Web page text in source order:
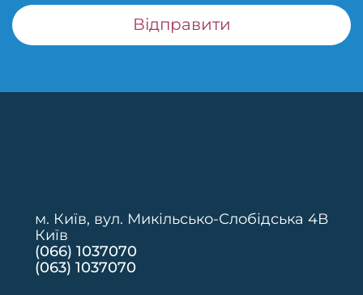
м. Київ, вул. Микільсько-Слобідська 4В
Київ
(066) 1037070
(063) 1037070